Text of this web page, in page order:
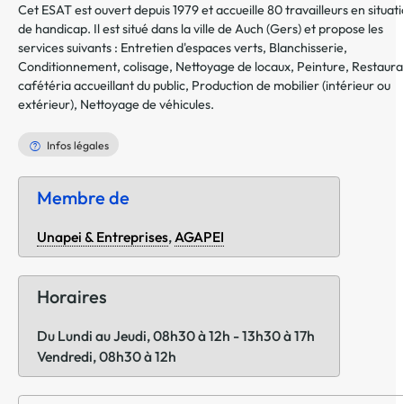
Cet ESAT est ouvert depuis 1979 et accueille 80 travailleurs en
de handicap. Il est situé dans la ville deAuch (Gers) et propose les
services suivants : Entretien d'espaces verts, Blanchisserie,
Conditionnement, colisage, Nettoyage de locaux, Peinture,
cafétéria accueillant du public, Production de mobilier (intérieur ou
extérieur), Nettoyage de véhicules.
Infos légales
Membre de
Unapei & Entreprises,AGAPEI
Horaires
Du Lundi au Jeudi, 08h30 à 12h - 13h30 à 17h
Vendredi, 08h30 à 12h